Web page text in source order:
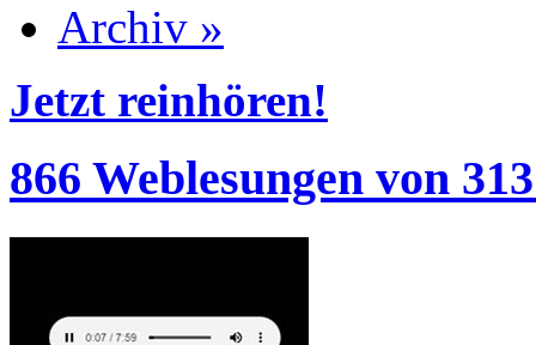
Archiv »
Jetzt reinhören!
866 Weblesungen von